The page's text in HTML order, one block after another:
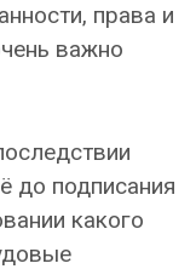
права и
важно
до подписания
какого